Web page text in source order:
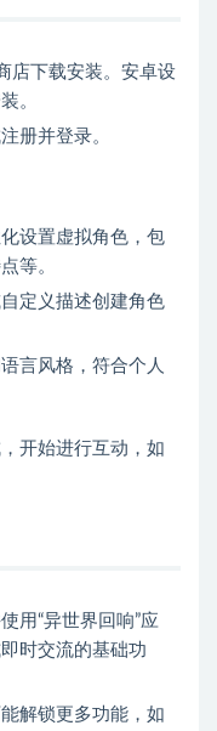
店下载安装。安卓设
。
册并登录。
设置虚拟角色，包
等。
定义描述创建角色
言风格，符合个人
开始进行互动，如
用“异世界回响”应
时交流的基础功
解锁更多功能，如